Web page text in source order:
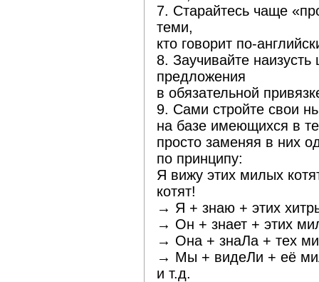
7. Старайтесь чаще
теми,
кто говорит по-
8. Заучивайте наизусть
предложения
в обязательной
9. Сами стройте свои
на базе имеющихся в
просто заменяя в них
по принципу:
Я вижу этих милых
котят!
→ Я + знаю + этих
→ Он + знает + этих
→ Она + знаЛа + тех
→ Мы + видеЛи + её
и т.д.